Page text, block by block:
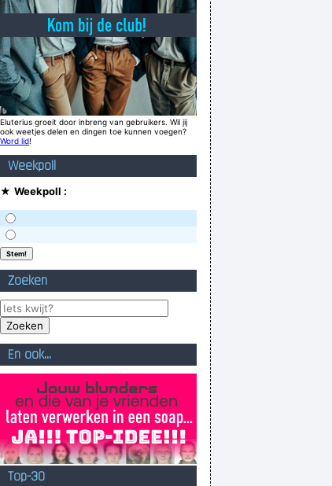
Eluterius groeit door inbreng van gebruikers. Wil jij
ook weetjes delen en dingen toe kunnen voegen?
Word lid!
Weekpoll
★ Weekpoll :
Zoeken
En ook...
Top-30